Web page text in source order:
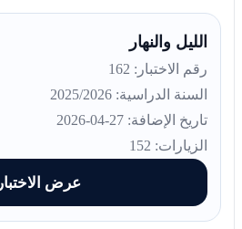
الليل والنهار
رقم الاختبار: 162
السنة الدراسية: 2025/2026
تاريخ الإضافة: 27-04-2026
الزيارات: 152
عرض الاختبار